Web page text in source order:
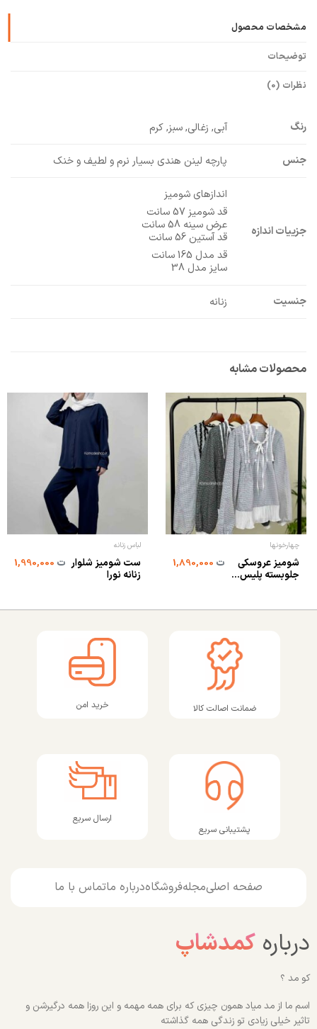
مشخصات محصول
توضیحات
نظرات (0)
رنگ آبی, زغالی, سبز, کرم
جنس پارچه لینن هندی بسیار نرم و لطیف و خنک
جزییات اندازه
اندازهای شومیز
قد شومیز 57 سانت
عرض سینه 58 سانت
قد آستین 56 سانت
قد مدل 165 سانت
سایز مدل 38
جنسیت زنانه
محصولات مشابه
چهارخونها
شومیز عروسکی
جلوبسته پلیس...
ت1,890,000
لباس زنانه
ست شومیز شلوار
زنانه نورا
ت1,990,000
ضمانت اصالت کالا خرید امن
پشتیبانی سریع
ارسال سریع
صفحه اصلیمجلهفروشگاهدرباره ماتماس با ما
درباره کمدشاپ
کو مد ؟
اسم ما از مد میاد همون چیزی که برای همه مهمه و این روزا همه درگیرشن و
تاثیر خیلی زیادی تو زندگی همه گذاشته